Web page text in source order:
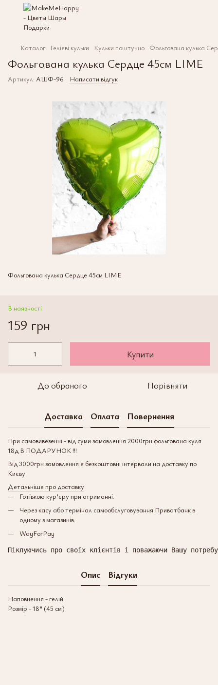
Каталог Гелієві кульки Кульки поштучно Фольгована кулька
Фольгована кулька Сердце 45см LIME
Артикул: АШФ-96 Написати відгук
Фольгована кулька Сердце 45см LIME
В наявності
159 грн
Купити
До обраного Порівняти
Доставка Оплата Повернення
При самовивезенні - від суми замовлення 2000грн фольгована куля
18д В ПОДАРУНОК !!!
Від 3000грн замовлення є безкоштовні інтервали на доставку по
Києву
Детальніше про доставку
Готівкою кур'єру при отриманні.
Через касу або термінал самообслуговування Приватбанк в
одному з магазинів.
WayForPay
Піклуючись про своїх клієнтів і поважаючи Вашу
Опис Відгуки
Наповнення - гелій
Розмір - 18" (45 см)